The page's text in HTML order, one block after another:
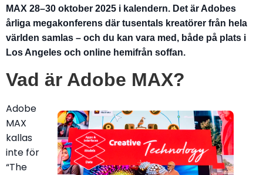
MAX 28–30 oktober 2025 i kalendern. Det är Adobes
årliga megakonferens där tusentals kreatörer från hela
världen samlas – och du kan vara med, både på plats i
Los Angeles och online hemifrån soffan.
Vad är Adobe MAX?
Adobe
MAX
kallas
inte för
“The